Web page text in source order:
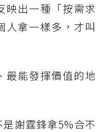
映出一種「按需求
人拿一樣多，才叫
最能發揮價值的地
謝霆鋒拿5%合不